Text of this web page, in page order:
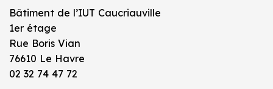
Bâtiment de l’IUT Caucriauville
1er étage
Rue Boris Vian
76610 Le Havre
02 32 74 47 72